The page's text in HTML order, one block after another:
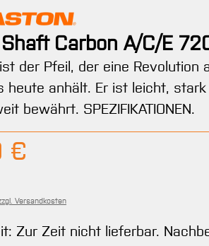
Carbon A/C/E
der Pfeil, der eine Revolution
heute anhält. Er ist leicht,
bewährt. SPEZIFIKATIONEN.
€
Versandkosten
Zur Zeit nicht lieferbar.